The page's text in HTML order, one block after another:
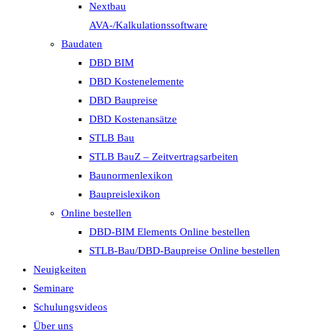
Nextbau
AVA-/Kalkulationssoftware
Baudaten
DBD BIM
DBD Kostenelemente
DBD Baupreise
DBD Kostenansätze
STLB Bau
STLB BauZ – Zeitvertragsarbeiten
Baunormenlexikon
Baupreislexikon
Online bestellen
DBD-BIM Elements Online bestellen
STLB-Bau/DBD-Baupreise Online bestellen
Neuigkeiten
Seminare
Schulungsvideos
Über uns